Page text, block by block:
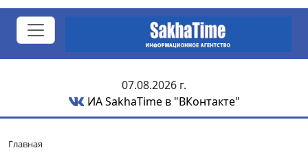
07.08.2026 г.
ИА SakhaTime в "ВКонтакте"
Главная